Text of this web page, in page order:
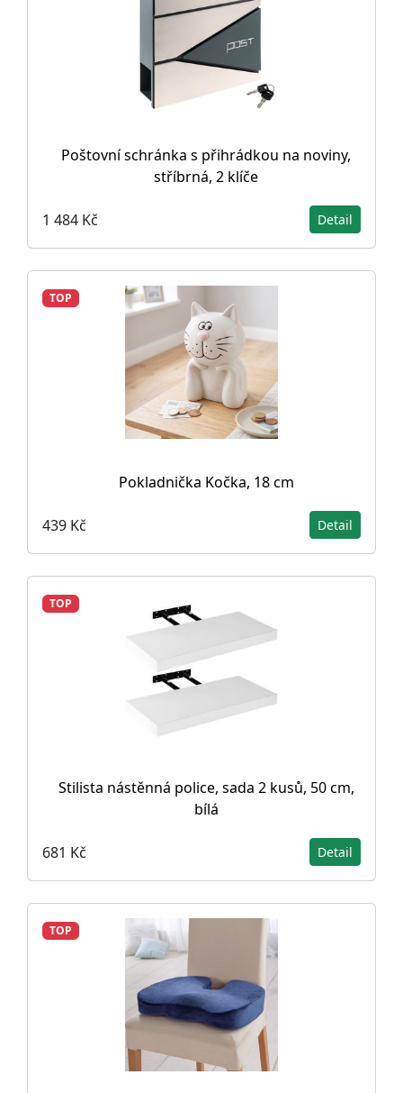
Poštovní schránka s přihrádkou na noviny,
stříbrná, 2 klíče
1 484 Kč Detail
TOP
Pokladnička Kočka, 18 cm
439 Kč Detail
TOP
Stilista nástěnná police, sada 2 kusů, 50 cm,
bílá
681 Kč Detail
TOP